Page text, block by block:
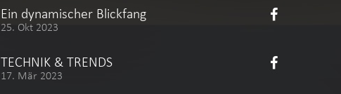
Ein dynamischer Blickfang
25. Okt 2023
TECHNIK & TRENDS
17. Mär 2023